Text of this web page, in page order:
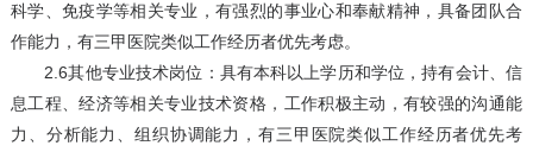
科学、免疫学等相关专业，有强烈的事业心和奉献精神，具备团队合
作能力，有三甲医院类似工作经历者优先考虑。
2.6其他专业技术岗位：具有本科以上学历和学位，持有会计、信
息工程、经济等相关专业技术资格，工作积极主动，有较强的沟通能
力、分析能力、组织协调能力，有三甲医院类似工作经历者优先考